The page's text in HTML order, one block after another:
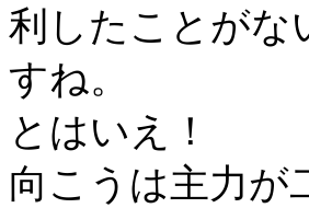
利したことがな
すね。
とはいえ！
向こうは主力が